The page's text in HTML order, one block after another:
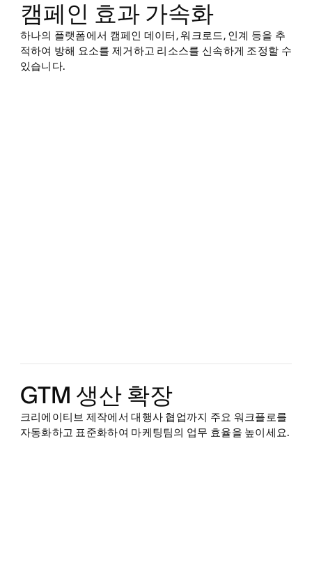
캠페인 효과 가속화
하나의 플랫폼에서 캠페인 데이터, 워크로드, 인계 등을 추
적하여 방해 요소를 제거하고 리소스를 신속하게 조정할 수
있습니다.
GTM 생산 확장
크리에이티브 제작에서 대행사 협업까지 주요 워크플로를
자동화하고 표준화하여 마케팅팀의 업무 효율을 높이세요.